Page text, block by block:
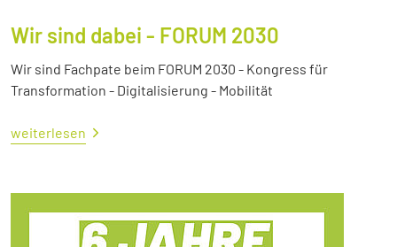
Wir sind dabei - FORUM 2030
Wir sind Fachpate beim FORUM 2030 - Kongress für
Transformation - Digitalisierung - Mobilität
weiterlesen